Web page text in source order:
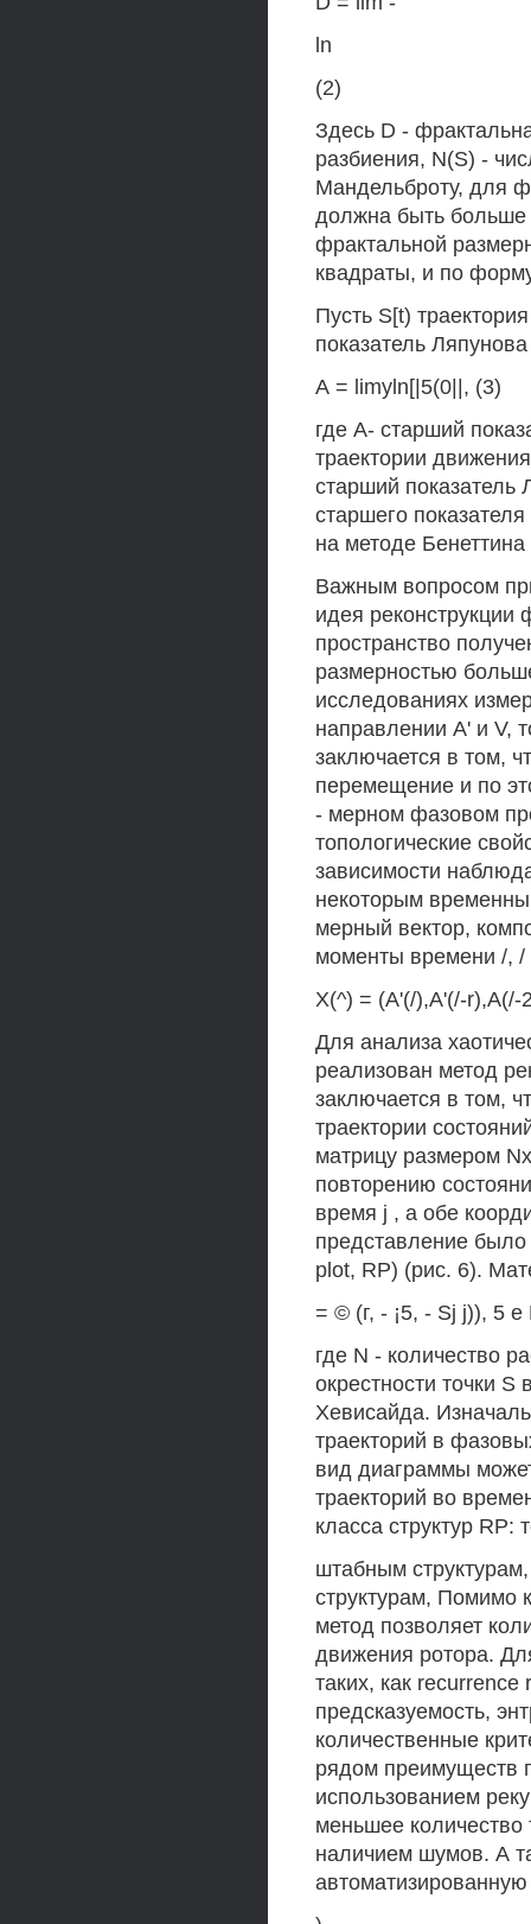
ln
(2)
Здесь D -
разбиения, N(S) -
Мандельброту, для
должна быть больше
фрактальной
квадраты, и по
Пусть S[t)
показатель
А = limyln[|5(0||, (3)
где А- старший
траектории
старший
старшего
на методе
Важным вопросом
идея реконструкции
пространство
размерностью
исследованиях
направлении А' и V,
заключается в том,
перемещение и по
- мерном фазовом
топологические
зависимости
некоторым
мерный вектор,
моменты времени /, /
X(^) = (A'(/),A'(/-r),A(/-
Для анализа
реализован метод
заключается в том,
траектории
матрицу размером
повторению
время j , а обе
представление
plot, RP) (рис. 6).
= © (г, - ¡5, - Sj j)), 5
где N - количество
окрестности точки
Хевисайда.
траекторий в
вид диаграммы
траекторий во
класса структур RP:
штабным
структурам, Помимо
метод позволяет
движения ротора.
таких, как
предсказуемость,
количественные
рядом преимуществ
использованием
меньшее количество
наличием шумов. А